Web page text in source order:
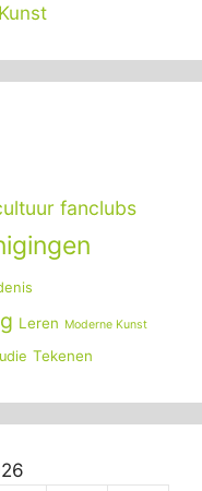
fanclubs
Leren Moderne Kunst
Tekenen